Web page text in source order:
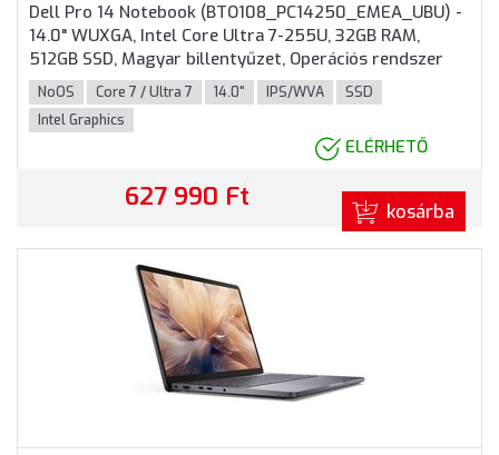
Dell Pro 14 Notebook (BTO108_PC14250_EMEA_UBU) -
14.0" WUXGA, Intel Core Ultra 7-255U, 32GB RAM,
512GB SSD, Magyar billentyűzet, Operációs rendszer
nélkül, 3 év garancia, Platinaezüst színben
NoOS Core 7 / Ultra 7 14.0" IPS/WVA
SSD
Intel Graphics
ELÉRHETŐ
627 990 Ft kosárba